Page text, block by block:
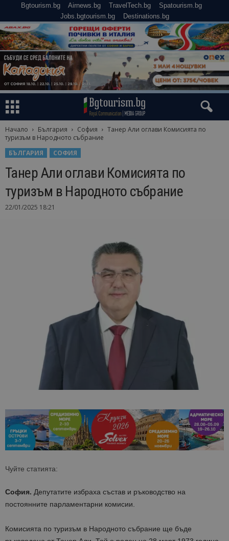
Bgtourism.bg Airnews.bg TravelTech.bg
Spatourism.bg
Jobs.bgtourism.bg
Destinations.bg
Начало България София
Танер Али оглави Комисията по
туризъм в Народното събрание
БЪЛГАРИЯ
СОФИЯ
Танер Али оглави Комисията по
туризъм в Народното събрание
22/01/2025 18:21
Чуйте статията:
София. Депутатите избраха състав и ръководство на
постоянните парламентарни комисии.
Комисията по туризъм в Народното събрание ще бъде